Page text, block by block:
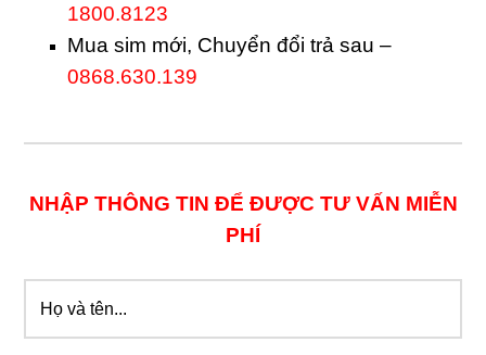
1800.8123
Mua sim mới, Chuyển đổi trả sau –
0868.630.139
NHẬP THÔNG TIN ĐỂ ĐƯỢC TƯ VẤN MIỄN
PHÍ